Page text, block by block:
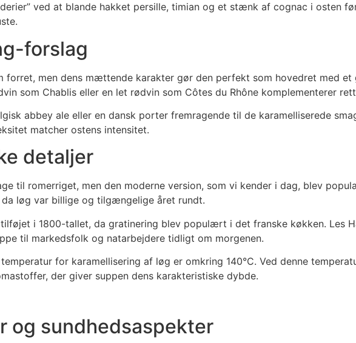
ved at blande hakket persille, timian og et stænk af cognac i osten
forslag
forret, men dens mættende karakter gør den perfekt som hovedret med
som Chablis eller en let rødvin som Côtes du Rhône komplementerer
abbey ale eller en dansk porter fremragende til de karamelliserede
matcher ostens intensitet.
detaljer
til romerriget, men den moderne version, som vi kender i dag, blev
løg var billige og tilgængelige året rundt.
i 1800-tallet, da gratinering blev populært i det franske køkken. Les
til markedsfolk og natarbejdere tidligt om morgenen.
for karamellisering af løg er omkring 140°C. Ved denne
der giver suppen dens karakteristiske dybde.
og sundhedsaspekter